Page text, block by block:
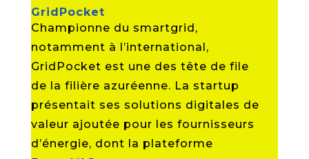
GridPocket
Championne du smartgrid,
notamment à l’international,
GridPocket est une des tête de file
de la filière azuréenne. La startup
présentait ses solutions digitales de
valeur ajoutée pour les fournisseurs
d’énergie, dont la plateforme